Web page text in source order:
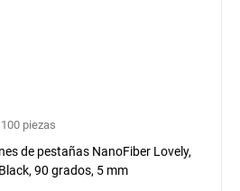
piezas
de pestañas NanoFiber Lovely,
90 grados, 5 mm